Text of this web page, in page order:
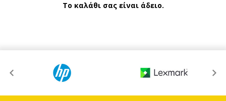
Το καλάθι σας είναι άδειο.